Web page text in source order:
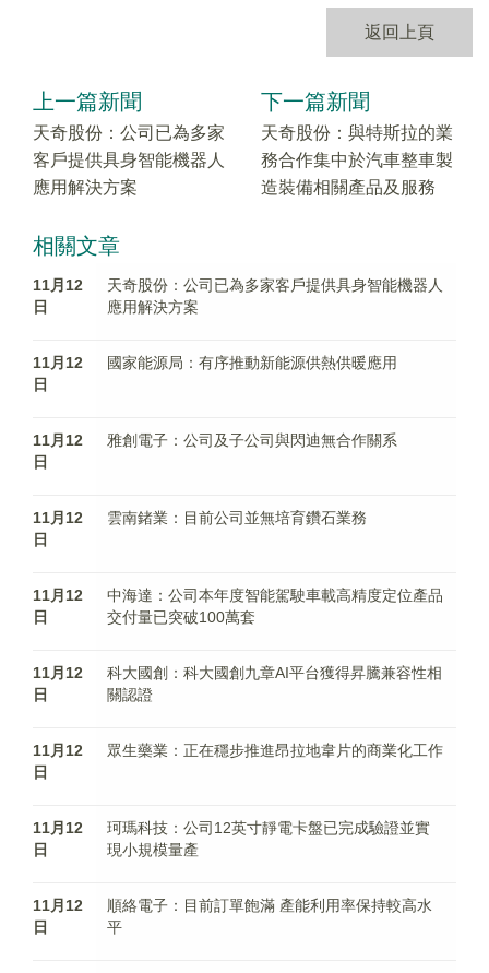
返回上頁
上一篇新聞
天奇股份：公司已為多家
客戶提供具身智能機器人
應用解決方案
下一篇新聞
天奇股份：與特斯拉的業
務合作集中於汽車整車製
造裝備相關產品及服務
相關文章
11月12
日
天奇股份：公司已為多家客戶提供具身智能機器人
應用解決方案
11月12
日
國家能源局：有序推動新能源供熱供暖應用
11月12
日
雅創電子：公司及子公司與閃迪無合作關系
11月12
日
雲南鍺業：目前公司並無培育鑽石業務
11月12
日
中海達：公司本年度智能駕駛車載高精度定位產品
交付量已突破100萬套
11月12
日
科大國創：科大國創九章AI平台獲得昇騰兼容性相
關認證
11月12
日
眾生藥業：正在穩步推進昂拉地韋片的商業化工作
11月12
日
珂瑪科技：公司12英寸靜電卡盤已完成驗證並實
現小規模量產
11月12
日
順絡電子：目前訂單飽滿 產能利用率保持較高水
平